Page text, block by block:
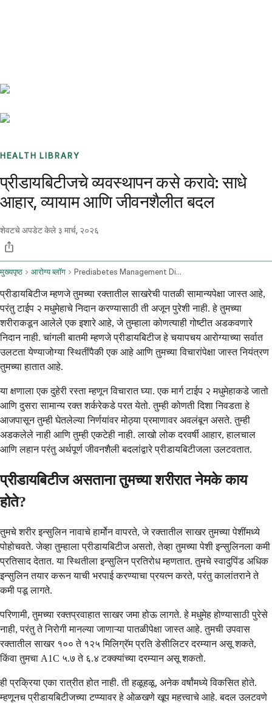
HEALTH LIBRARY
प्रीडायबिटीजचे व्यवस्थापन कसे करावे: साधे
आहार, व्यायाम आणि जीवनशैलीत बदल
शेवटचे अपडेट केले ३ मार्च, २०२६
मुख्यपृष्ठ आरोग्य ब्लॉग Prediabetes Management Diet Exercise And Lifestyle Plans
प्रीडायबिटीज म्हणजे तुमच्या रक्तातील साखरेची पातळी सामान्यपेक्षा जास्त आहे,
परंतु टाईप २ मधुमेहाचे निदान करण्यासाठी ती अजून पुरेशी नाही. हे तुमच्या
शरीराकडून आलेले एक इशारे आहे, जे तुम्हाला कोणत्याही गोष्टीत अडकवणारे
निदान नाही. चांगली बातमी म्हणजे प्रीडायबिटीज हे चयापचय आरोग्याच्या सर्वात
उलटता येण्याजोग्या स्थितींपैकी एक आहे आणि तुमच्या विचारांपेक्षा जास्त नियंत्रण
तुमच्या हातात आहे.
या क्षणाला एक दुहेरी रस्ता म्हणून विचारात घ्या. एक मार्ग टाईप २ मधुमेहाकडे जातो
आणि दुसरा सामान्य रक्त शर्करेकडे परत येतो. तुम्ही कोणती दिशा निवडता हे
आजपासून तुम्ही घेतलेल्या निर्णयांवर मोठ्या प्रमाणावर अवलंबून असते. तुम्ही
अडकलेले नाही आणि तुम्ही एकटेही नाही. लाखो लोक दरवर्षी आहार, हालचाल
आणि लहान परंतु अर्थपूर्ण जीवनशैली बदलांद्वारे प्रीडायबिटीजला उलटवतात.
प्रीडायबिटीज असताना तुमच्या शरीरात नेमके काय
होते?
तुमचे शरीर इन्सुलिन नावाचे हार्मोन वापरते, जे रक्तातील साखर तुमच्या पेशींमध्ये
पोहोचवते. जेव्हा तुम्हाला प्रीडायबिटीज असतो, तेव्हा तुमच्या पेशी इन्सुलिनला कमी
प्रतिसाद देतात. या स्थितीला इन्सुलिन प्रतिरोध म्हणतात. तुमचे स्वादुपिंड अधिक
इन्सुलिन तयार करून याची भरपाई करण्याचा प्रयत्न करते, परंतु कालांतराने ते
कमी पडू लागते.
परिणामी, तुमच्या रक्तप्रवाहात साखर जमा होऊ लागते. हे मधुमेह होण्यासाठी पुरेसे
नाही, परंतु ते निरोगी मानल्या जाणाऱ्या पातळीपेक्षा जास्त आहे. तुमची उपवास
रक्तातील साखर १०० ते १२५ मिलिग्रॅम प्रति डेसीलिटर दरम्यान असू शकते,
किंवा तुमचा A1C ५.७ ते ६.४ टक्क्यांच्या दरम्यान असू शकतो.
ही प्रक्रिया एका रात्रीत होत नाही. ती हळूहळू, अनेक वर्षांमध्ये विकसित होते.
म्हणूनच प्रीडायबिटीजच्या टप्प्यावर हे ओळखणे खूप महत्त्वाचे आहे. बदल उलटवणे